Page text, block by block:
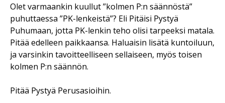
Olet varmaankin kuullut ”kolmen P:n säännöstä”
puhuttaessa ”PK-lenkeistä”? Eli Pitäisi Pystyä
Puhumaan, jotta PK-lenkin teho olisi tarpeeksi matala.
Pitää edelleen paikkaansa. Haluaisin lisätä kuntoiluun,
ja varsinkin tavoitteelliseen sellaiseen, myös toisen
kolmen P:n säännön.
Pitää Pystyä Perusasioihin.